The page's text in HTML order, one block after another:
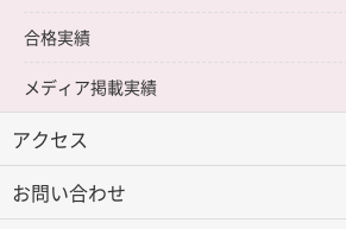
合格実績
メディア掲載実績
アクセス
お問い合わせ